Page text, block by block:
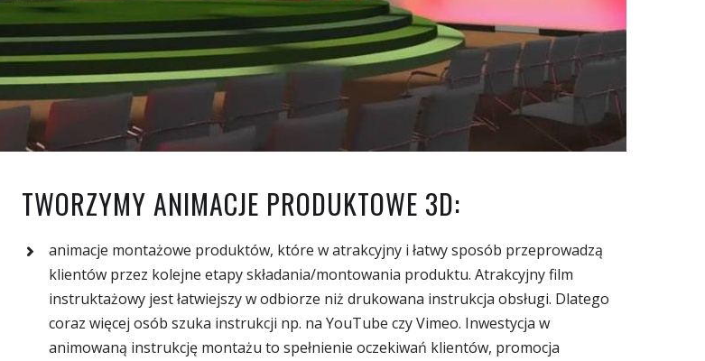
TWORZYMY ANIMACJE PRODUKTOWE 3D:
animacje montażowe produktów, które w atrakcyjny i łatwy sposób przeprowadzą
klientów przez kolejne etapy składania/montowania produktu. Atrakcyjny film
instruktażowy jest łatwiejszy w odbiorze niż drukowana instrukcja obsługi. Dlatego
coraz więcej osób szuka instrukcji np. na YouTube czy Vimeo. Inwestycja w
animowaną instrukcję montażu to spełnienie oczekiwań klientów, promocja